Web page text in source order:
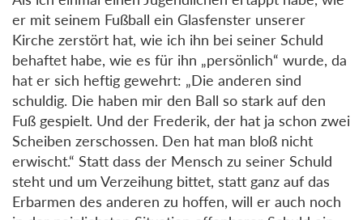
er mit seinem Fußball ein Glasfenster unserer
Kirche zerstört hat, wie ich ihn bei seiner Schuld
behaftet habe, wie es für ihn „persönlich“ wurde, da
hat er sich heftig gewehrt: „Die anderen sind
schuldig. Die haben mir den Ball so stark auf den
Fuß gespielt. Und der Frederik, der hat ja schon zwei
Scheiben zerschossen. Den hat man bloß nicht
erwischt.“ Statt dass der Mensch zu seiner Schuld
steht und um Verzeihung bittet, statt ganz auf das
Erbarmen des anderen zu hoffen, will er auch noch